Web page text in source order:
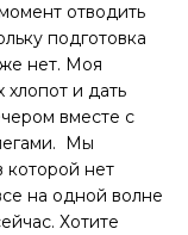
отводить
подготовка
нет. Моя
хлопот и дать
вместе с
Мы
нет
на одной волне
Хотите